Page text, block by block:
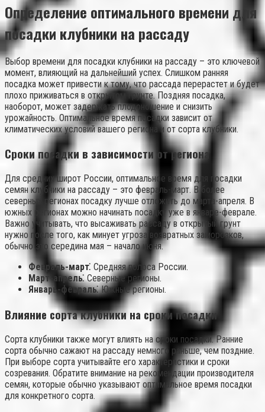
Определение оптимального времени для
посадки клубники на рассаду
Выбор времени для посадки клубники на рассаду – это ключевой
момент, влияющий на дальнейший успех. Слишком ранняя
посадка может привести к тому, что рассада перерастет и будет
плохо приживаться в открытом грунте. Поздняя посадка,
наоборот, может задержать плодоношение и снизить
урожайность. Оптимальное время посадки зависит от
климатических условий вашего региона и от сорта клубники.
Сроки посадки в зависимости от региона
Для средних широт России, оптимальное время для посадки
семян клубники на рассаду – это февраль-март. В более
северных регионах посадку лучше отложить до марта-апреля. В
южных регионах можно начинать посадку уже в январе-феврале.
Важно учитывать, что высаживать рассаду в открытый грунт
нужно после того, как минует угроза возвратных заморозков,
обычно это середина мая – начало июня.
Февраль-март⁚ Средняя полоса России.
Март-апрель⁚Северные регионы.
Январь-февраль⁚Южные регионы.
Влияние сорта клубники на сроки посадки
Сорта клубники также могут влиять на сроки посадки. Ранние
сорта обычно сажают на рассаду немного раньше, чем поздние.
При выборе сорта учитывайте его характеристики и сроки
созревания. Обратите внимание на рекомендации производителя
семян, которые обычно указывают оптимальное время посадки
для конкретного сорта.